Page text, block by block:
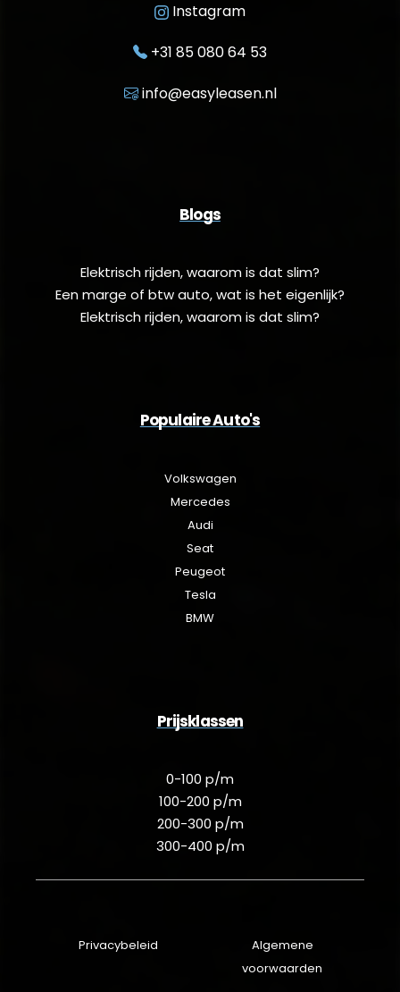
Instagram
+31 85 080 64 53
info@easyleasen.nl
Blogs
Elektrisch rijden, waarom is dat slim?
Een marge of btw auto, wat is het eigenlijk?
Elektrisch rijden, waarom is dat slim?
Populaire Auto's
Volkswagen
Mercedes
Audi
Seat
Peugeot
Tesla
BMW
Prijsklassen
0-100 p/m
100-200 p/m
200-300 p/m
300-400 p/m
Privacybeleid
Algemene
voorwaarden